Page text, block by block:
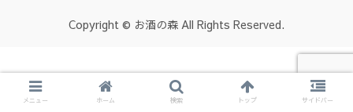
Copyright © お酒の森 All Rights Reserved.
メニュー ホーム 検索 トップ サイドバー